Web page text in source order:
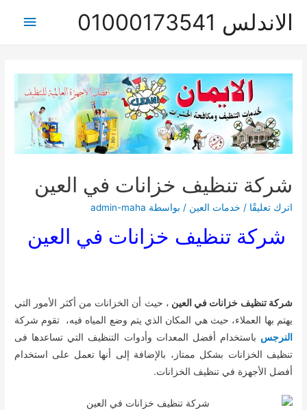
الاندلس 01000173541
شركة تنظيف خزانات في العين
اترك تعليقًا / خدمات العين / بواسطة admin-maha
شركة تنظيف خزانات في العين
شركة تنظيف خزانات في العين ، حيث أن الخزانات من أكثر الأمور التي
يهتم بها العملاء، حيث هي المكان الذي يتم وضع المياه فيه، تقوم شركة
النرجس باستخدام أفضل المعدات وأدوات التنظيف التي تساعدها فى
تنظيف الخزانات بشكل ممتاز، بالإضافة إلى أنها تعمل على استخدام
أفضل الأجهزة في تنظيف الخزانات.